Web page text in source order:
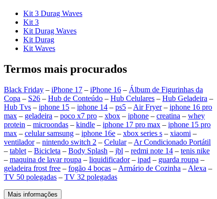
Kit 3 Durag Waves
Kit 3
Kit Durag Waves
Kit Durag
Kit Waves
Termos mais procurados
Black Friday – iPhone 17 – iPhone 16 – Álbum de Figurinhas da
Copa – S26 – Hub de Conteúdo – Hub Celulares – Hub Geladeira –
Hub Tvs – iphone 15 – iphone 14 – ps5 – Air Fryer– iphone 16 pro
max – geladeira – poco x7 pro – xbox – iphone – creatina – whey
protein – microondas – kindle – iphone 17 pro max – iphone 15 pro
max – celular samsung – iphone 16e – xbox series s – xiaomi –
ventilador– nintendo switch 2 – Celular– Ar Condicionado Portátil
– tablet – Bicicleta – Body Splash – jbl – redmi note 14 – tenis nike
– maquina de lavar roupa – liquidificador– ipad – guarda roupa –
geladeira frost free – fogão 4 bocas – Armário de Cozinha – Alexa –
TV 50 polegadas – TV 32 polegadas
Mais informações